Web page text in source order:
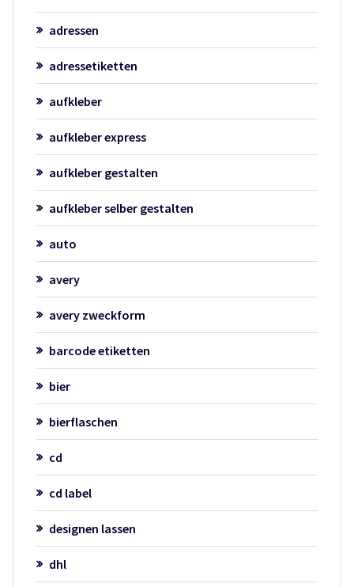
adressen
adressetiketten
aufkleber
aufkleber express
aufkleber gestalten
aufkleber selber gestalten
auto
avery
avery zweckform
barcode etiketten
bier
bierflaschen
cd
cd label
designen lassen
dhl